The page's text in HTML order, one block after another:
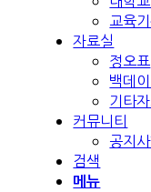
교육
자료실
정오표
백데
기타
커뮤니티
공지
검색
메뉴